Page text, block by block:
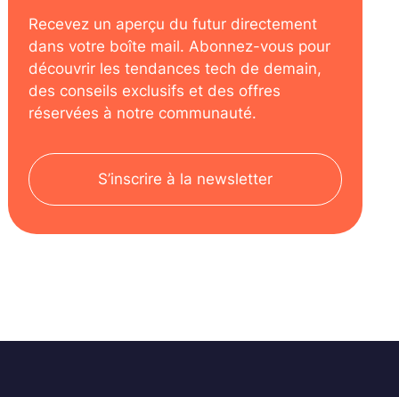
Recevez un aperçu du futur directement
dans votre boîte mail. Abonnez-vous pour
découvrir les tendances tech de demain,
des conseils exclusifs et des offres
réservées à notre communauté.
S’inscrire à la newsletter